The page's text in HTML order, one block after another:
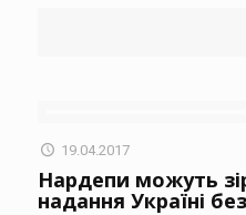
19.04.2017
Нардепи можуть
надання Україні